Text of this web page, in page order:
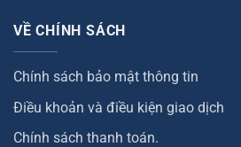
VỀ CHÍNH SÁCH
Chính sách bảo mật thông tin
Điều khoản và điều kiện giao dịch
Chính sách thanh toán.